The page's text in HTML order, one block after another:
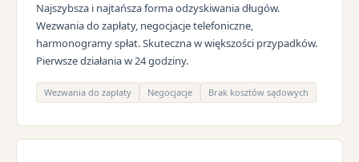
Najszybsza i najtańsza forma odzyskiwania długów.
Wezwania do zapłaty, negocjacje telefoniczne,
harmonogramy spłat. Skuteczna w większości przypadków.
Pierwsze działania w 24 godziny.
Wezwania do zapłaty Negocjacje Brak kosztów sądowych